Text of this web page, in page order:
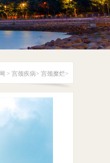
> 宫颈疾病> 宫颈糜烂>